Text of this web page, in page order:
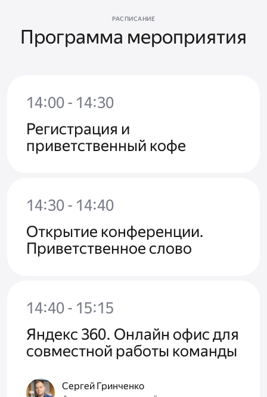
РАСПИСАНИЕ
Программа мероприятия
14:00 - 14:30
Регистрация и
приветственный кофе
14:30 - 14:40
Открытие конференции.
Приветственное слово
14:40 - 15:15
Яндекс 360. Онлайн офис для
совместной работы команды
Сергей Гринченко